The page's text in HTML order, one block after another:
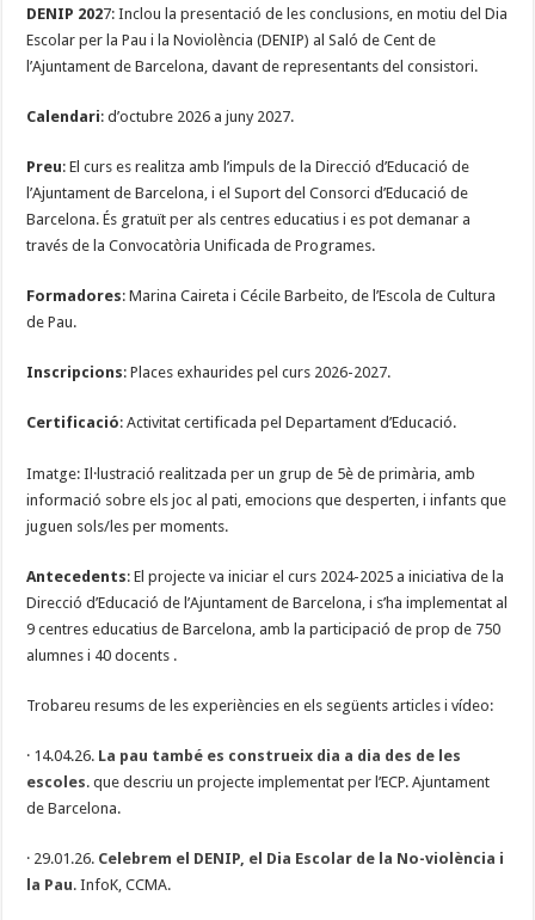
DENIP 2027: Inclou la presentació de les conclusions, en motiu del Dia
Escolar per la Pau i la Noviolència (DENIP) al Saló de Cent de
l’Ajuntament de Barcelona, davant de representants del consistori.
Calendari: d’octubre 2026 a juny 2027.
Preu: El curs es realitza amb l’impuls de la Direcció d’Educació de
l’Ajuntament de Barcelona, i el Suport del Consorci d’Educació de
Barcelona. És gratuït per als centres educatius i es pot demanar a
través de la Convocatòria Unificada de Programes.
Formadores: Marina Caireta i Cécile Barbeito, de l’Escola de Cultura
de Pau.
Inscripcions: Places exhaurides pel curs 2026-2027.
Certificació: Activitat certificada pel Departament d’Educació.
Imatge: Il·lustració realitzada per un grup de 5è de primària, amb
informació sobre els joc al pati, emocions que desperten, i infants que
juguen sols/les per moments.
Antecedents: El projecte va iniciar el curs 2024-2025 a iniciativa de la
Direcció d’Educació de l’Ajuntament de Barcelona, i s’ha implementat al
9 centres educatius de Barcelona, amb la participació de prop de 750
alumnes i 40 docents .
Trobareu resums de les experiències en els següents articles i vídeo:
· 14.04.26. La pau també es construeix dia a dia des de les
escoles. que descriu un projecte implementat per l’ECP. Ajuntament
de Barcelona.
· 29.01.26. Celebrem el DENIP, el Dia Escolar de la No-violència i
la Pau. InfoK, CCMA.